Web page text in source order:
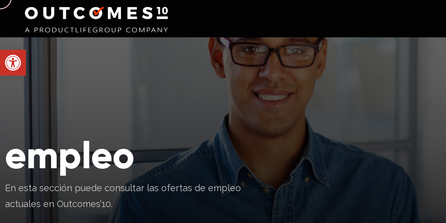
Abrir barra de herramientas
empleo
En esta sección puede consultar las ofertas de empleo
actuales en Outcomes’10.